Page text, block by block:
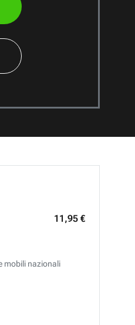
11,95 €
mobili nazionali